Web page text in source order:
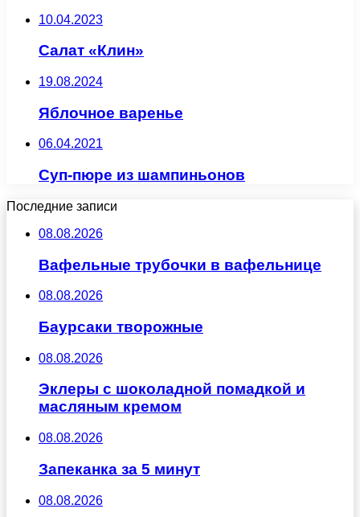
10.04.2023
Салат «Клин»
19.08.2024
Яблочное варенье
06.04.2021
Суп-пюре из шампиньонов
Последние записи
08.08.2026
Вафельные трубочки в вафельнице
08.08.2026
Баурсаки творожные
08.08.2026
Эклеры с шоколадной помадкой и
масляным кремом
08.08.2026
Запеканка за 5 минут
08.08.2026